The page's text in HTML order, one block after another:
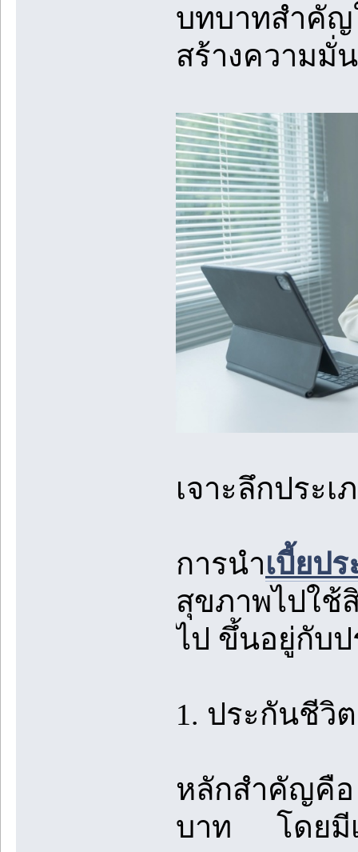
บทบาทสำคัญ
สร้างความมั่
เจาะลึกประ
การนำเบี้ยป
สุขภาพไปใช้
ไป ขึ้นอยู่กับ
1. ประกันชีวิ
หลักสำคัญคือ
บาท โดยมีเ